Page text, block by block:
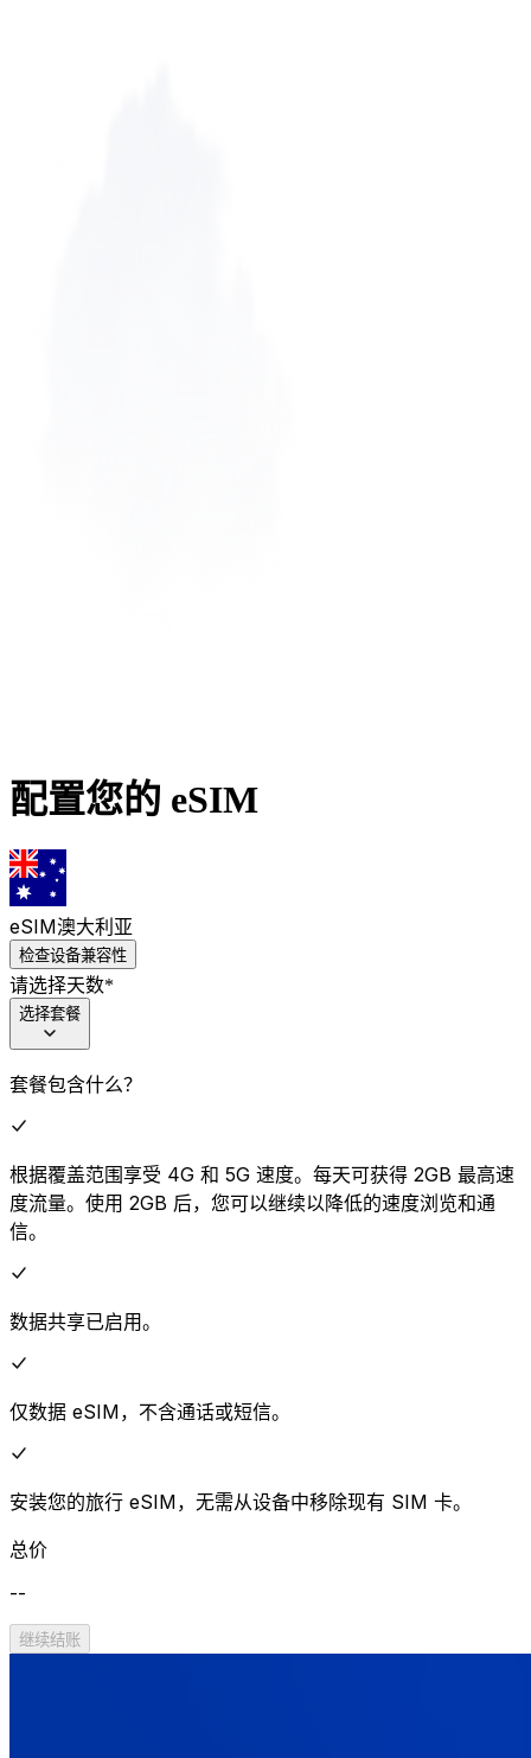
配置您的 eSIM
eSIM澳大利亚
检查设备兼容性
请选择天数*
选择套餐
套餐包含什么？
根据覆盖范围享受 4G 和 5G 速度。每天可获得 2GB 最高速
度流量。使用 2GB 后，您可以继续以降低的速度浏览和通
信。
数据共享已启用。
仅数据 eSIM，不含通话或短信。
安装您的旅行 eSIM，无需从设备中移除现有 SIM 卡。
总价
--
继续结账